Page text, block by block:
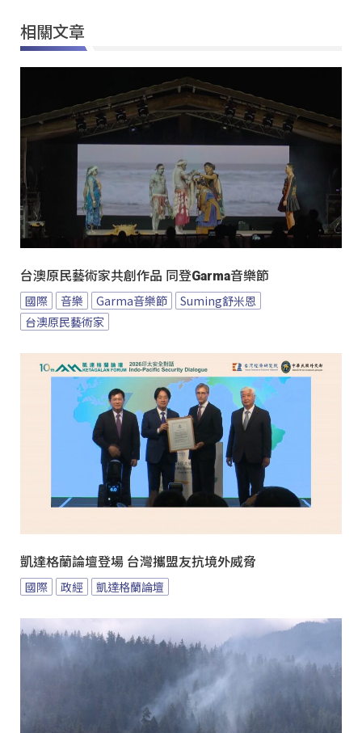
相關文章
台澳原民藝術家共創作品 同登Garma音樂節
國際 音樂 Garma音樂節
Suming舒米恩
台澳原民藝術家
凱達格蘭論壇登場 台灣攜盟友抗境外威脅
國際 政經 凱達格蘭論壇